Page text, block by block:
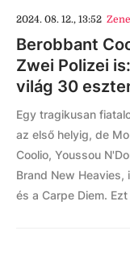
2024. 08. 12., 13:52
Berobbant
Zwei Polizei
világ 30
Egy tragikusan
az első helyig, de
Coolio, Youssou
Brand New Heavies,
és a Carpe Diem.